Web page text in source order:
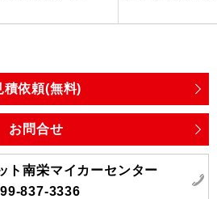
積依頼(無料)
お問合せ
ト南栄マイカーセンター
837-3336